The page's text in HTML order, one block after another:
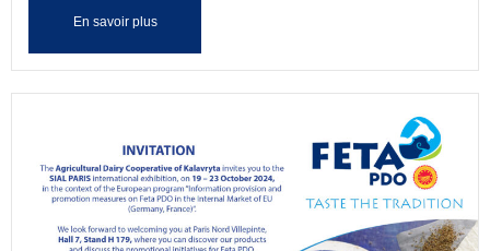
En savoir plus